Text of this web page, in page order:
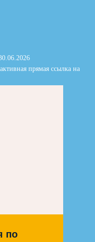
прямая ссылка на
по